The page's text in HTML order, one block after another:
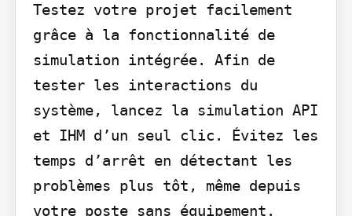
Testez votre projet facilement
grâce à la fonctionnalité de
simulation intégrée. Afin de
tester les interactions du
système, lancez la simulation API
et IHM d’un seul clic. Évitez les
temps d’arrêt en détectant les
problèmes plus tôt, même depuis
votre poste sans équipement.